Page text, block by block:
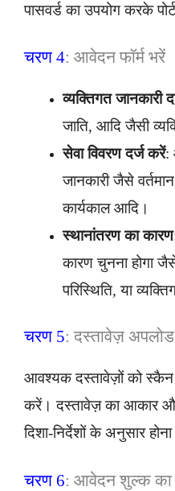
पासवर्ड का उपयोग करके
चरण 4: आवेदन फॉर्म भरें
व्यक्तिगत जानकारी
जाति, आदि जैसी
सेवा विवरण दर्ज करें:
जानकारी जैसे
कार्यकाल आदि।
स्थानांतरण का कारण
कारण चुनना होगा
परिस्थिति, या
चरण 5: दस्तावेज़
आवश्यक दस्तावेज़ों को
करें। दस्तावेज़ का आकार और
दिशा-निर्देशों के अनुसार होना
चरण 6: आवेदन शुल्क का